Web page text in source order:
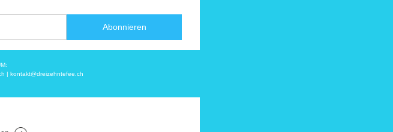
Abonnieren
h | kontakt@dreizehntefee.ch